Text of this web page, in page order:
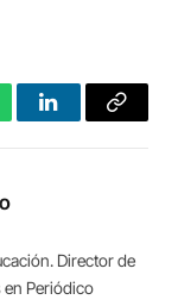
LinkedInCopy
Director de
en Periódico